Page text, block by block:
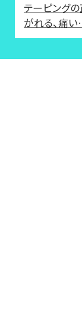
テーピング
がれる、痛